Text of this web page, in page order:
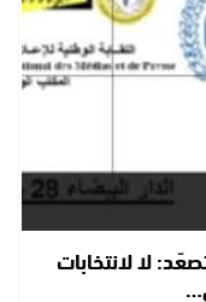
لا لانتخابات